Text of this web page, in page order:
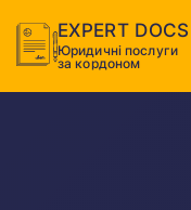
EXPERT DOCS
Юридичні послуги
за кордоном